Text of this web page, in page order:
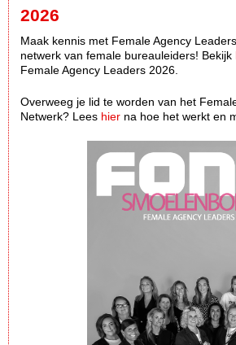
2026
Maak kennis met Female Agency
netwerk van female bureauleiders! Bekijk
Female Agency Leaders 2026.
Overweeg je lid te worden van het
Netwerk? Lees hier na hoe het werkt en